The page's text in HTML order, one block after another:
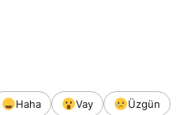
Haha Vay
Üzgün